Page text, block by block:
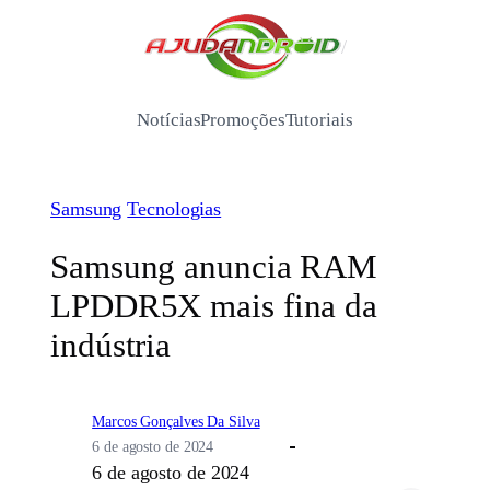
/
NotíciasPromoçõesTutoriais
Samsung Tecnologias
Samsung anuncia RAM
LPDDR5X mais fina da
indústria
Marcos Gonçalves Da Silva
6 de agosto de 2024
6 de agosto de 2024